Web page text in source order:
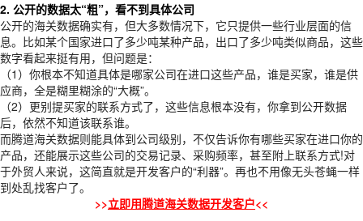
2. 公开的数据太“粗”，看不到具体公司
公开的海关数据确实有，但大多数情况下，它只提供一些行业层面的信
息。比如某个国家进口了多少吨某种产品，出口了多少吨类似商品，这些
数字看起来挺有用，但问题是：
（1）你根本不知道具体是哪家公司在进口这些产品，谁是买家，谁是供
应商，全是糊里糊涂的“大概”。
（2）更别提买家的联系方式了，这些信息根本没有，你拿到公开数据
后，依然不知道该联系谁。
而腾道海关数据则能具体到公司级别，不仅告诉你有哪些买家在进口你的
产品，还能展示这些公司的交易记录、采购频率，甚至附上联系方式!对
于外贸人来说，这简直就是开发客户的“利器”。再也不用像无头苍蝇一样
到处乱找客户了。
>>立即用腾道海关数据开发客户<<